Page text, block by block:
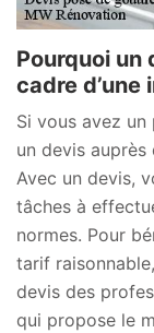
Pourquoi
cadre
Si vous avez
un devis
Avec un devis,
tâches à
normes. Pour
tarif
devis des
qui propose le